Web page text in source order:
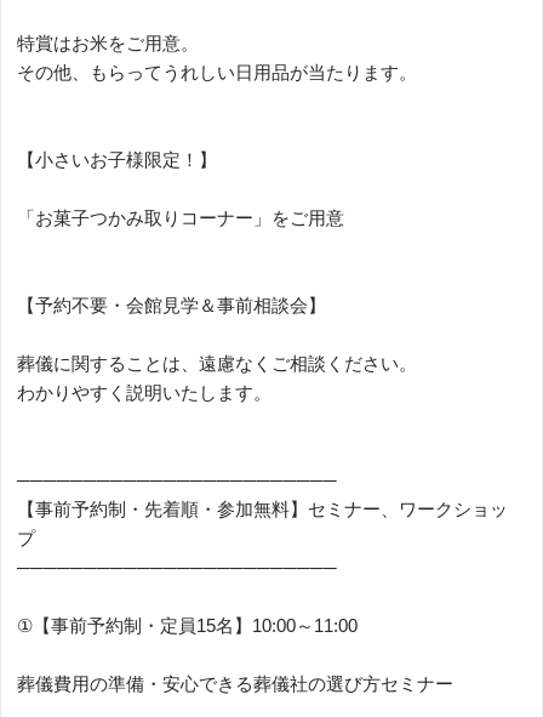
特賞はお米をご用意。
その他、もらってうれしい日用品が当たります。
【小さいお子様限定！】
「お菓子つかみ取りコーナー」をご用意
【予約不要・会館見学＆事前相談会】
葬儀に関することは、遠慮なくご相談ください。
わかりやすく説明いたします。
────────────────────────
【事前予約制・先着順・参加無料】セミナー、ワークショッ
プ
────────────────────────
①【事前予約制・定員15名】10:00～11:00
葬儀費用の準備・安心できる葬儀社の選び方セミナー